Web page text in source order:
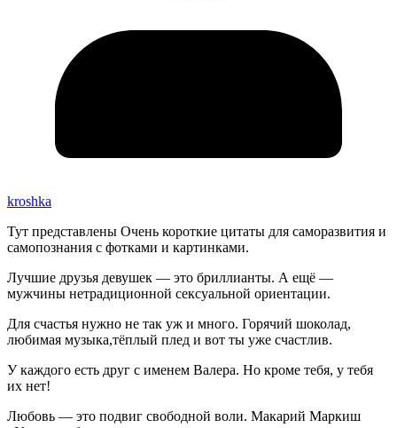
kroshka
Тут представлены Очень короткие цитаты для саморазвития и
самопознания с фотками и картинками.
Лучшие друзья девушек — это бриллианты. А ещё —
мужчины нетрадиционной сексуальной ориентации.
Для счастья нужно не так уж и много. Горячий шоколад,
любимая музыка,тёплый плед и вот ты уже счастлив.
У каждого есть друг с именем Валера. Но кроме тебя, у тебя
их нет!
Любовь — это подвиг свободной воли. Макарий Маркиш